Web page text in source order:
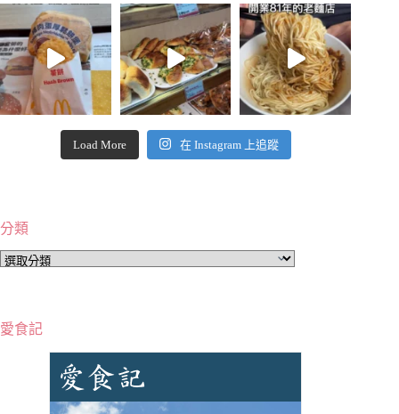
Load More 在 Instagram 上追蹤
分類
分
愛食記